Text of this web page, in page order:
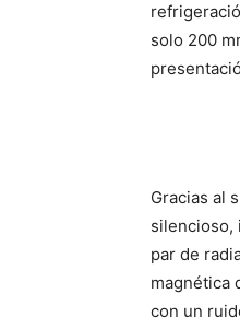
solo 200
Gracias al
silencioso,
par de
magnética
con un